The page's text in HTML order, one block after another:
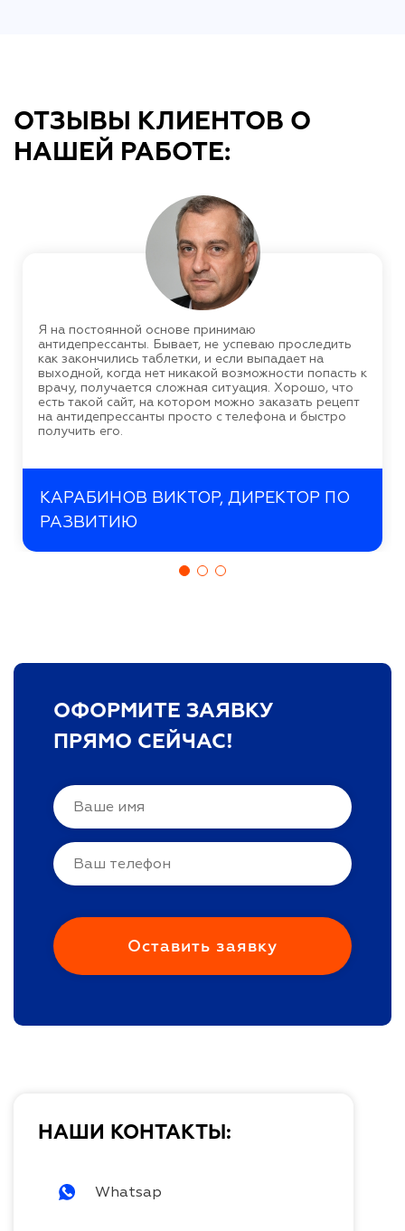
ОТЗЫВЫ КЛИЕНТОВ О
НАШЕЙ РАБОТЕ:
Я на постоянной основе принимаю
антидепрессанты. Бывает, не успеваю проследить
как закончились таблетки, и если выпадает на
выходной, когда нет никакой возможности попасть к
врачу, получается сложная ситуация. Хорошо, что
есть такой сайт, на котором можно заказать рецепт
на антидепрессанты просто с телефона и быстро
получить его.
КАРАБИНОВ ВИКТОР, ДИРЕКТОР ПО
РАЗВИТИЮ
ОФОРМИТЕ ЗАЯВКУ
ПРЯМО СЕЙЧАС!
НАШИ КОНТАКТЫ:
Whatsap